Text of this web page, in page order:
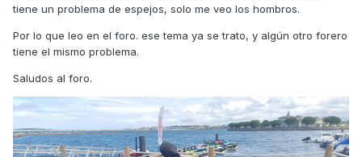
tiene un problema de espejos, solo me veo los hombros.
Por lo que leo en el foro. ese tema ya se trato, y algún otro forero
tiene el mismo problema.
Saludos al foro.